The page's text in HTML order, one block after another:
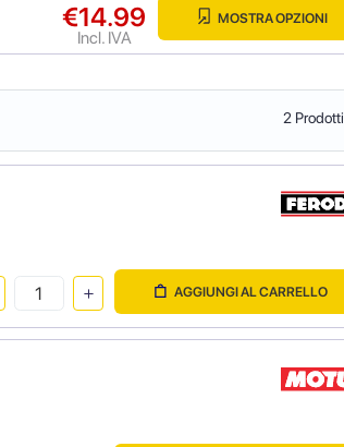
€14.99
Incl. IVA
MOSTRA OPZIONI
2 Prodotti
AGGIUNGI AL CARRELLO